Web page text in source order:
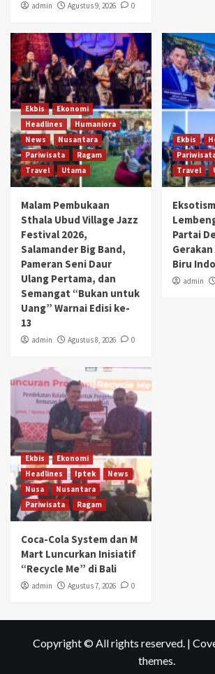
admin Agustus 9, 2026 0
Ekbis
Ekonomi
Headlines
Humaniora
News
Nusantara
Pariwisata
Ragam
Travel
Utama
Malam Pembukaan
Sthala Ubud Village Jazz
Festival 2026,
Salamander Big Band,
Pameran Seni Daur
Ulang Pertama, dan
Semangat “Bukan untuk
Uang” Warnai Edisi ke-
13
admin Agustus 8, 2026 0
Ekbis
Travel
Partai
Biru
admin
Ekbis
Ekonomi
Headlines
Iptek
News
Nusa
Nusantara
Pariwisata
Ragam
Coca-Cola System dan M
Mart Luncurkan Inisiatif
“Recycle Me” di Bali
admin Agustus 7, 2026 0
Copyright © All rights reserved. |
themes.